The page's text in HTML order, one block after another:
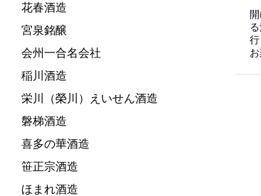
花春酒造
宮泉銘醸
会州一合名会社
稲川酒造
栄川（榮川）えいせん酒造
磐梯酒造
喜多の華酒造
笹正宗酒造
ほまれ酒造